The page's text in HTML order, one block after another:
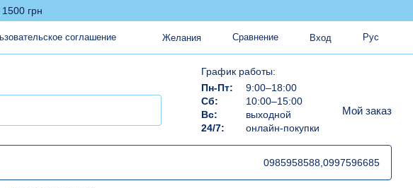
грн
соглашение Желания Сравнение Вход Рус
График работы:
Пн-Пт:
9:00–18:00
Сб:
10:00–15:00
Вс:
выходной
24/7:
онлайн-покупки
Мой заказ
0985958588, 0997596685